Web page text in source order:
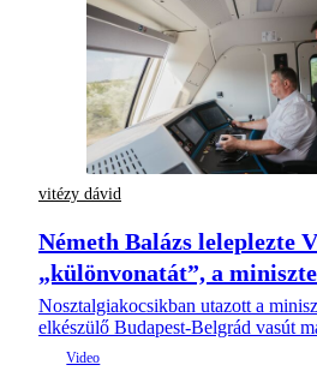
vitézy dávid
Németh Balázs leleplezte
„különvonatát”, a
Nosztalgiakocsikban utazott a
elkészülő Budapest-Belgrád vasút